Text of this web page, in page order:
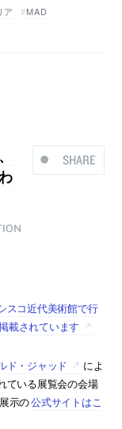
ア MAD
SHARE
スコ近代美術館で行
載されています
ド・ジャッド
によ
ている展覧会の会場
示の公式サイトはこ